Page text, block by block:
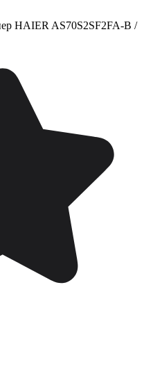
HAIER AS70S2SF2FA-B /